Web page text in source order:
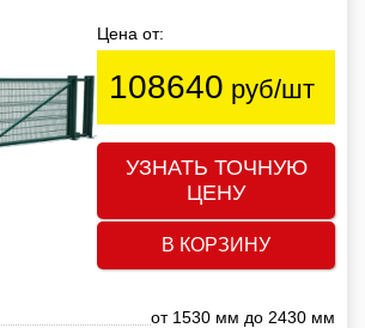
Цена от:
108640 руб/шт
УЗНАТЬ ТОЧНУЮ
ЦЕНУ
В КОРЗИНУ
от 1530 мм до 2430 мм